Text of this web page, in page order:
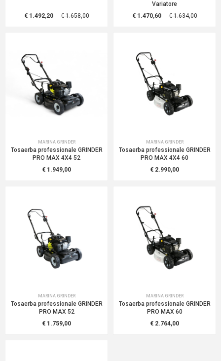
€ 1.492,20 € 1.658,00
Variatore
€ 1.470,60
€ 1.634,00
MARINA GRINDER
Tosaerba professionale GRINDER
PRO MAX 4X4 52
€ 1.949,00
MARINA GRINDER
Tosaerba professionale GRINDER
PRO MAX 4X4 60
€ 2.990,00
MARINA GRINDER
Tosaerba professionale GRINDER
PRO MAX 52
€ 1.759,00
MARINA GRINDER
Tosaerba professionale GRINDER
PRO MAX 60
€ 2.764,00